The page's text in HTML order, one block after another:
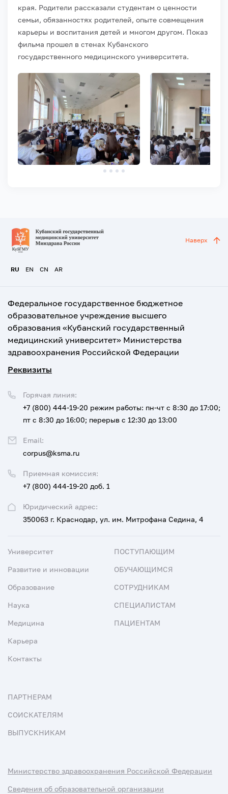
края. Родители рассказали студентам о ценности
семьи, обязанностях родителей, опыте совмещения
карьеры и воспитания детей и многом другом. Показ
фильма прошел в стенах Кубанского
государственного медицинского университета.
RU EN CN AR
Наверх
Федеральное государственное бюджетное
образовательное учреждение высшего
образования «Кубанский государственный
медицинский университет» Министерства
здравоохранения Российской Федерации
Реквизиты
Юридический адрес:
350063 г. Краснодар, ул. им. Митрофана Седина, 4
Приемная комиссия:
+7 (800) 444-19-20 доб. 1
Горячая линия:
+7 (800) 444-19-20 режим работы: пн-чт с 8:30 до 17:00;
пт с 8:30 до 16:00; перерыв с 12:30 до 13:00
Email:
corpus@ksma.ru
Университет
Развитие и инновации
Образование
Наука
Медицина
Карьера
Контакты
ПОСТУПАЮЩИМ
ОБУЧАЮЩИМСЯ
СОТРУДНИКАМ
СПЕЦИАЛИСТАМ
ПАЦИЕНТАМ
ПАРТНЕРАМ
СОИСКАТЕЛЯМ
ВЫПУСКНИКАМ
Министерство здравоохранения Российской Федерации
Сведения об образовательной организации